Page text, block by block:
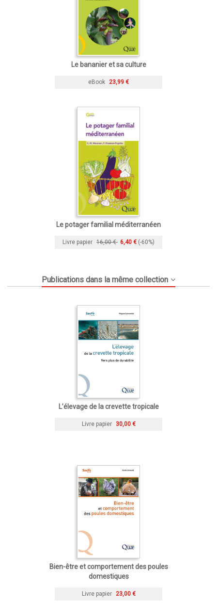
Le bananier et sa culture
eBook 23,99 €
Le potager familial méditerranéen
Livre papier 16,00 € 6,40 € (-60%)
Publications dans la même collection
L’élevage de la crevette tropicale
Livre papier 30,00 €
Bien-être et comportement des poules
domestiques
Livre papier 23,00 €